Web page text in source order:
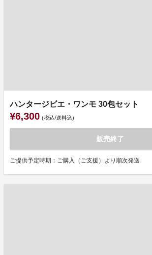
ハンタージビエ・ワンモ 30包セット
¥6,300 (税込/送料込)
販売終了
ご提供予定時期：ご購入（ご支援）より順次発送